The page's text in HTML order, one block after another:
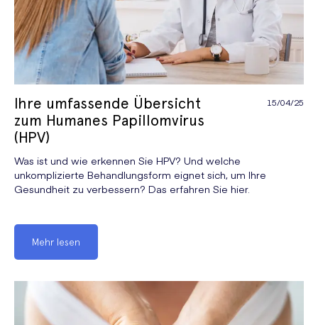
Ihre umfassende Übersicht
zum Humanes Papillomvirus
(HPV)
15/04/25
Was ist und wie erkennen Sie HPV? Und welche
unkomplizierte Behandlungsform eignet sich, um Ihre
Gesundheit zu verbessern? Das erfahren Sie hier.
Mehr lesen